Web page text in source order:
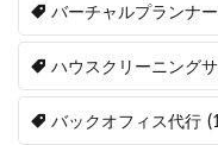
バーチャルプランナー
ハウスクリーニング
バックオフィス代行